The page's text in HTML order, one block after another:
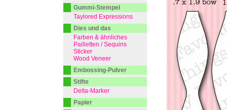
Gummi-Stempel
Taylored Expressions
Dies und das
Farben & ähnliches
Pailletten / Sequins
Sticker
Wood Veneer
Embossing-Pulver
Stifte
Delta-Marker
Papier